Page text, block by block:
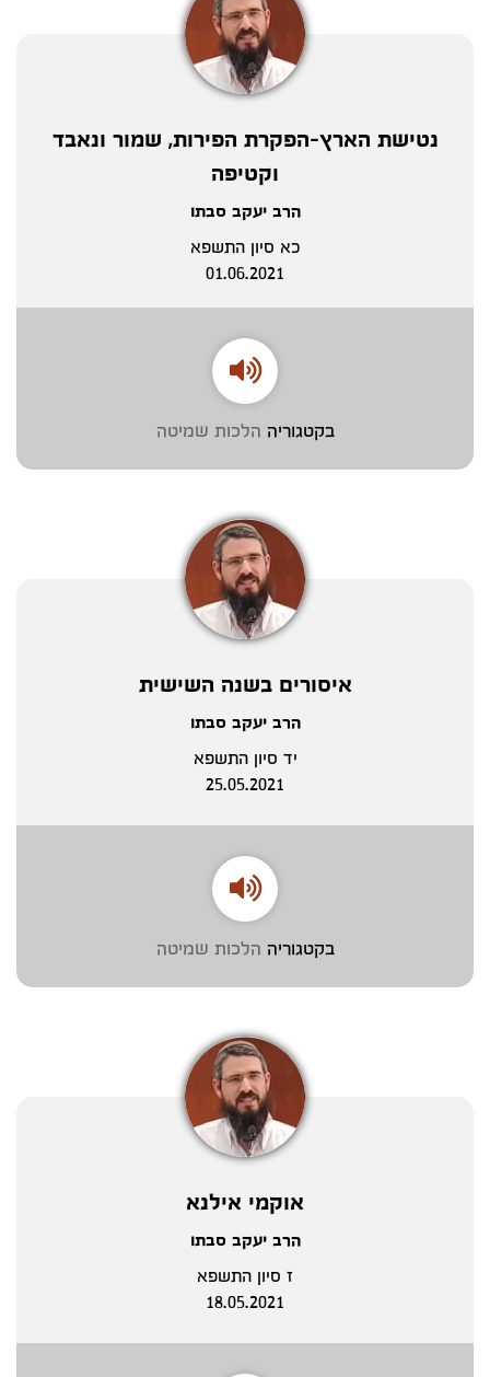
נטישת הארץ-הפקרת הפירות, שמור ונאבד
וקטיפה
הרב יעקב סבתו
כא סיון התשפא
01.06.2021
בקטגוריה הלכות שמיטה
איסורים בשנה השישית
הרב יעקב סבתו
יד סיון התשפא
25.05.2021
בקטגוריה הלכות שמיטה
אוקמי אילנא
הרב יעקב סבתו
ז סיון התשפא
18.05.2021